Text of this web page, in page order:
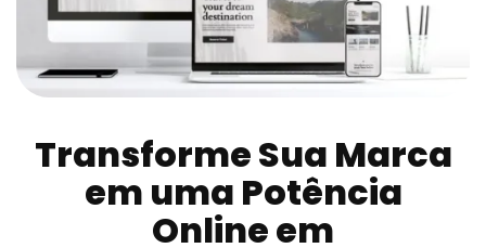
Transforme Sua Marca
em uma Potência
Online em